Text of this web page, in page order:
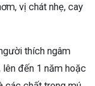
vị chát nhẹ, cay
thích ngâm
đến 1 năm hoặc